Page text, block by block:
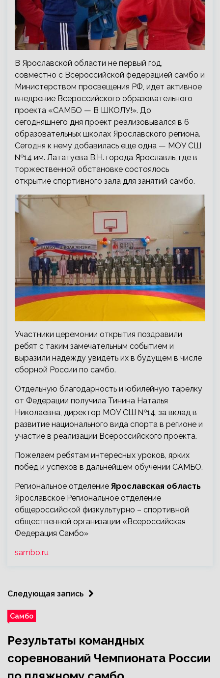
В Ярославской области не первый год,
совместно с Всероссийской федерацией самбо и
Министерством просвещения РФ, идет активное
внедрение Всероссийского образовательного
проекта «САМБО — В ШКОЛУ!». До
сегодняшнего дня проект реализовывался в 6
образовательных школах Ярославского региона.
Сегодня к нему добавилась еще одна — МОУ СШ
№14 им. Лататуева В.Н. города Ярославль, где в
торжественной обстановке состоялось
открытие спортивного зала для занятий самбо.
Участники церемонии открытия поздравили
ребят с таким замечательным событием и
выразили надежду увидеть их в будущем в числе
сборной России по самбо.
Отдельную благодарность и юбилейную тарелку
от Федерации получила Тинина Наталья
Николаевна, директор МОУ СШ №14, за вклад в
развитие национального вида спорта в регионе и
участие в реализации Всероссийского проекта.
Пожелаем ребятам интересных уроков, ярких
побед и успехов в дальнейшем обучении САМБО.
Региональное отделение Ярославская область
Ярославское Региональное отделение
общероссийской физкультурно – спортивной
общественной организации «Всероссийская
Федерация Самбо»
sambo.ru
Следующая запись
Самбо
Результаты командных
соревнований Чемпионата России